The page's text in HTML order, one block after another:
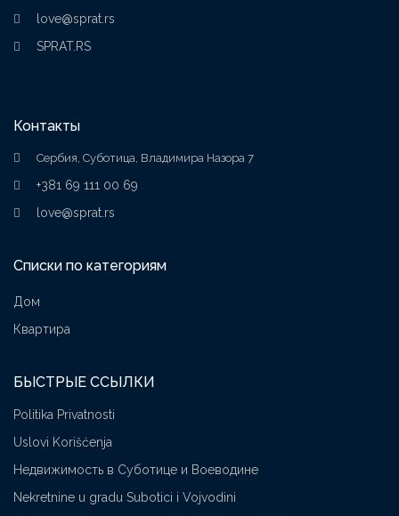
love@sprat.rs
SPRAT.RS
Контакты
Сербия, Суботица, Владимира Назора 7
+381 69 111 00 69
love@sprat.rs
Списки по категориям
Дом
Квартира
БЫСТРЫЕ ССЫЛКИ
Politika Privatnosti
Uslovi Korišćenja
Недвижимость в Суботице и Воеводине
Nekretnine u gradu Subotici i Vojvodini